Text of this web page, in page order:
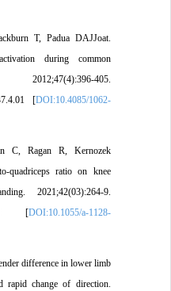
T, Padua DAJJoat.
during common
405.
47.4.01 [DOI:10.4085/1062-
C, Ragan R, Kernozek
quadriceps ratio on knee
2021;42(03):264-9.
6995 [DOI:10.1055/a-1128-
difference in lower limb
rapid change of direction.